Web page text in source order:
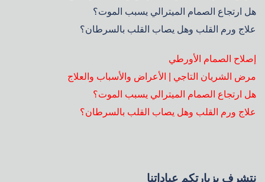
هل ارتجاع الصمام الميترالي يسبب الموت؟
علاج ورم القلب وهل يصاب القلب بالسرطان؟
إصلاح الصمام الأورطي
مرض الشريان التاجي | الأعراض والأسباب والعلاج
هل ارتجاع الصمام الميترالي يسبب الموت؟
علاج ورم القلب وهل يصاب القلب بالسرطان؟
نتشرف بزيارتكم عياداتنا